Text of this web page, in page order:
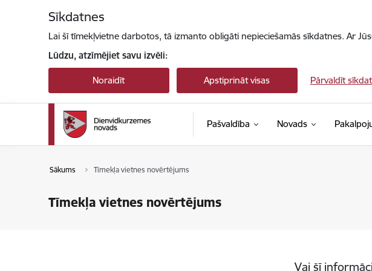
Sīkdatnes
Lai šī tīmekļvietne darbotos, tā izmanto obligāti nepieciešamās sīkdatnes. Ar
Lūdzu, atzīmējiet savu izvēli:
Noraidīt Apstiprināt visas Pārvaldīt
Pašvaldība Novads
Sākums Tīmekļa vietnes novērtējums
Tīmekļa vietnes novērtējums
Vai šī